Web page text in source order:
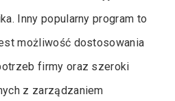
Inny popularny program to
możliwość dostosowania
firmy oraz szeroki
z zarządzaniem